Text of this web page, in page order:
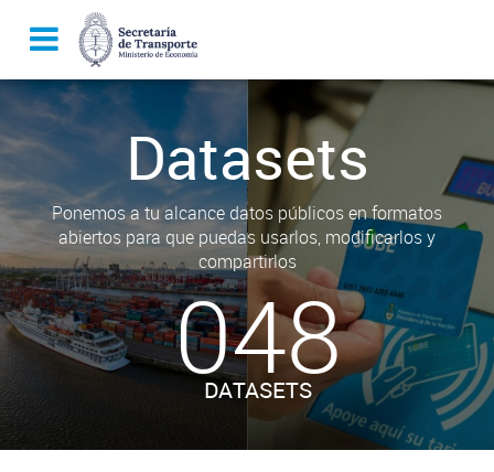
Datasets
Ponemos a tu alcance datos públicos en formatos
abiertos para que puedas usarlos, modificarlos y
compartirlos
048
DATASETS